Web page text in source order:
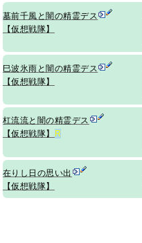
墓前千風と闇の精霊デス
【仮想戦隊】
巳波氷雨と闇の精霊デス
【仮想戦隊】
杠流流と闇の精霊デス
【仮想戦隊】
R
在りし日の思い出
【仮想戦隊】